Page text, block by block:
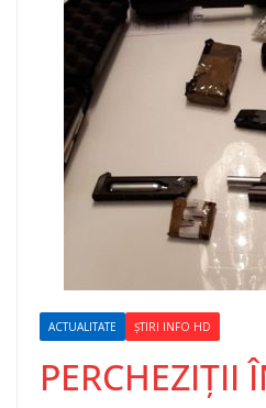
ACTUALITATE ȘTIRI INFO HD
PERCHEZIȚII